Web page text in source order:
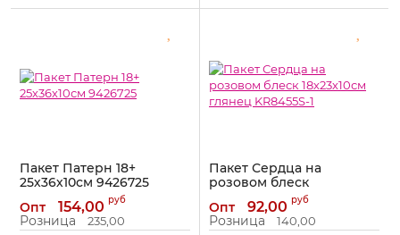
Пакет Патерн 18+
25х36х10см 9426725
Артикул: 9426725
Опт 154,00 руб
Розница 235,00
Пакет Сердца на
розовом блеск
18х23х10см глянец
KR8455S-1
Артикул: KR8455S-1
Опт 92,00 руб
Розница 140,00